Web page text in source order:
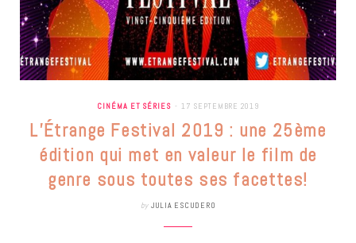
CINÉMA ET SÉRIES 17 SEPTEMBRE 2019
L’Étrange Festival 2019 : une 25ème
édition qui met en valeur le film de
genre sous toutes ses facettes!
by JULIA ESCUDERO